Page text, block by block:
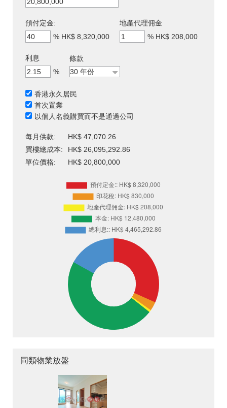
預付定金:
% HK$ 8,320,000
地產代理佣金
% HK$ 208,000
利息
%
條款
香港永久居民
首次置業
以個人名義購買而不是通過公司
每月供款:
HK$ 47,070.26
買樓總成本:
HK$ 26,095,292.86
單位價格:
HK$ 20,800,000
同類物業放盤